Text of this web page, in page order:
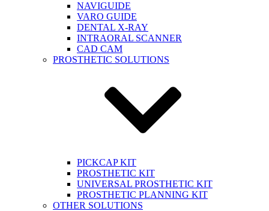
NAVIGUIDE
VARO GUIDE
DENTAL X-RAY
INTRAORAL SCANNER
CAD CAM
PROSTHETIC SOLUTIONS
PICKCAP KIT
PROSTHETIC KIT
UNIVERSAL PROSTHETIC KIT
PROSTHETIC PLANNING KIT
OTHER SOLUTIONS